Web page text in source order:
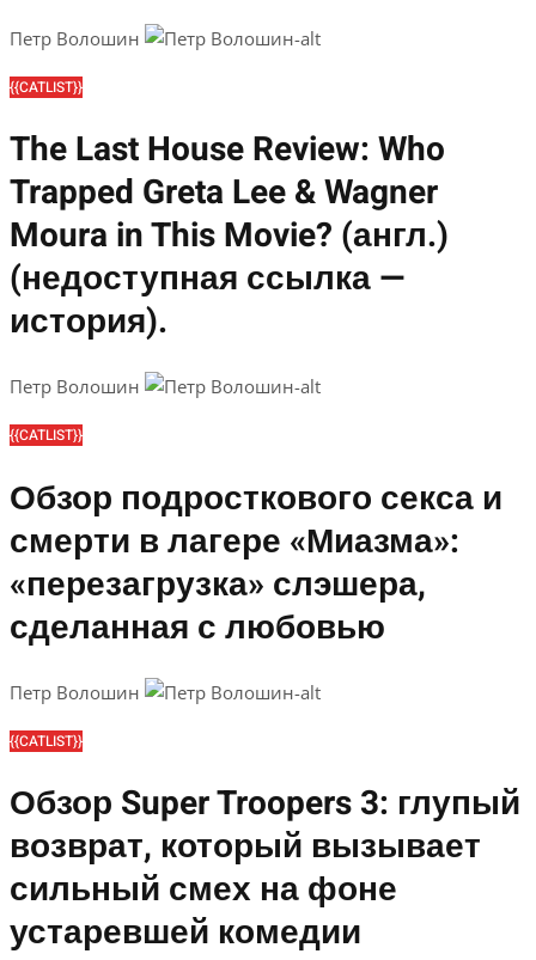
Петр Волошин
{{CATLIST}}
The Last House Review: Who
Trapped Greta Lee & Wagner
Moura in This Movie? (англ.)
(недоступная ссылка —
история).
Петр Волошин
{{CATLIST}}
Обзор подросткового секса и
смерти в лагере «Миазма»:
«перезагрузка» слэшера,
сделанная с любовью
Петр Волошин
{{CATLIST}}
Обзор Super Troopers 3: глупый
возврат, который вызывает
сильный смех на фоне
устаревшей комедии